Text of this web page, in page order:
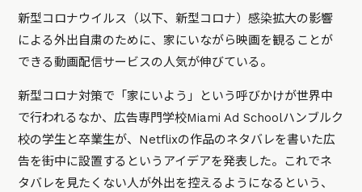
新型コロナウイルス（以下、新型コロナ）感染拡大の影響
による外出自粛のために、家にいながら映画を観ることが
できる動画配信サービスの人気が伸びている。
新型コロナ対策で「家にいよう」という呼びかけが世界中
で行われるなか、広告専門学校Miami Ad Schoolハンブルク
校の学生と卒業生が、Netflixの作品のネタバレを書いた広
告を街中に設置するというアイデアを発表した。これでネ
タバレを見たくない人が外出を控えるようになるという、